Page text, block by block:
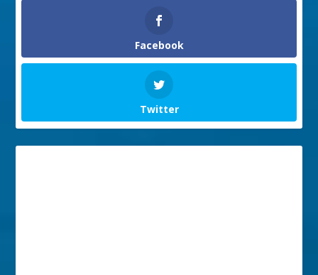
Facebook
Twitter